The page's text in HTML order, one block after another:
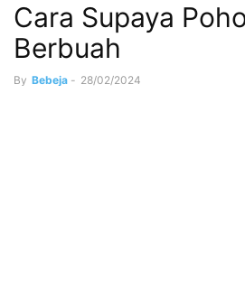
Cara Supaya
Berbuah
By Bebeja - 28/02/2024